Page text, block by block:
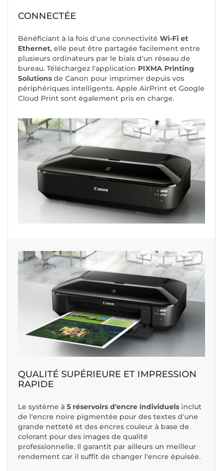
CONNECTÉE
Bénéficiant à la fois d'une connectivité Wi-Fi et
Ethernet, elle peut être partagée facilement entre
plusieurs ordinateurs par le biais d'un réseau de
bureau. Téléchargez l'application PIXMA Printing
Solutions de Canon pour imprimer depuis vos
périphériques intelligents. Apple AirPrint et Google
Cloud Print sont également pris en charge.
QUALITÉ SUPÉRIEURE ET IMPRESSION
RAPIDE
Le système à 5 réservoirs d'encre individuels inclut
de l'encre noire pigmentée pour des textes d'une
grande netteté et des encres couleur à base de
colorant pour des images de qualité
professionnelle. Il garantit par ailleurs un meilleur
rendement car il suffit de changer l'encre épuisée.